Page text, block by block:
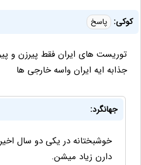
کوکی: پاسخ
توریست های ایران فقط پیرزن و
جذابه ایه ایران واسه خارجی ها
جهانگرد:
خوشبختانه در یکی دو سال
دارن زیاد میشن.